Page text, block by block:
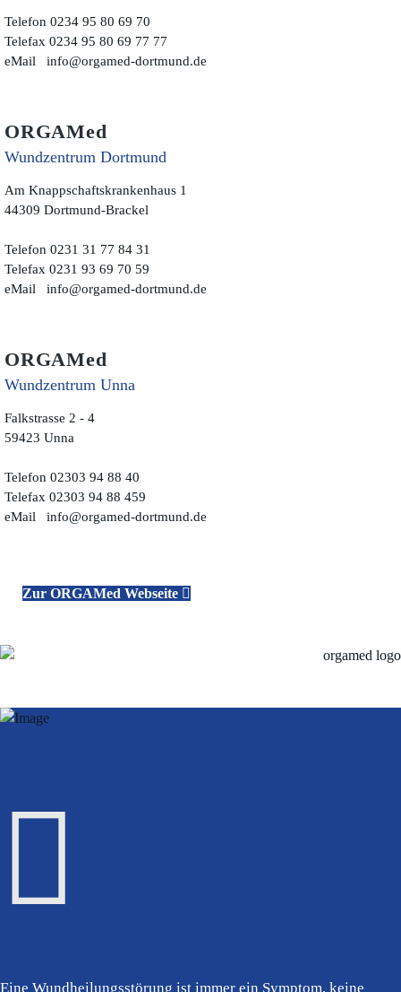
Telefon 0234 95 80 69 70
Telefax 0234 95 80 69 77 77
eMail
info@orgamed-dortmund.de
ORGAMed
Wundzentrum Dortmund
Am Knappschaftskrankenhaus 1
44309 Dortmund-Brackel
Telefon 0231 31 77 84 31
Telefax 0231 93 69 70 59
eMail
info@orgamed-dortmund.de
ORGAMed
Wundzentrum Unna
Falkstrasse 2 - 4
59423 Unna
Telefon 02303 94 88 40
Telefax 02303 94 88 459
eMail
info@orgamed-dortmund.de
Zur ORGAMed Webseite
Eine Wundheilungsstörung ist immer ein Symptom, keine